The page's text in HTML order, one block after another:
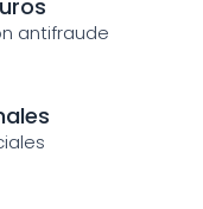
antifraude